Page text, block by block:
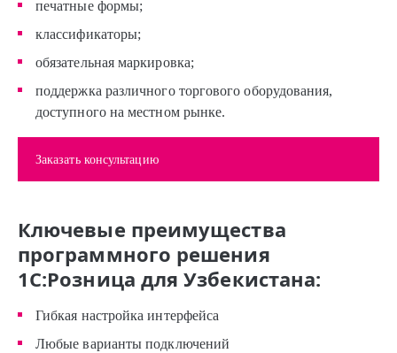
печатные формы;
классификаторы;
обязательная маркировка;
поддержка различного торгового оборудования,
доступного на местном рынке.
Заказать консультацию
Ключевые преимущества
программного решения
1С:Розница для Узбекистана:
Гибкая настройка интерфейса
Любые варианты подключений